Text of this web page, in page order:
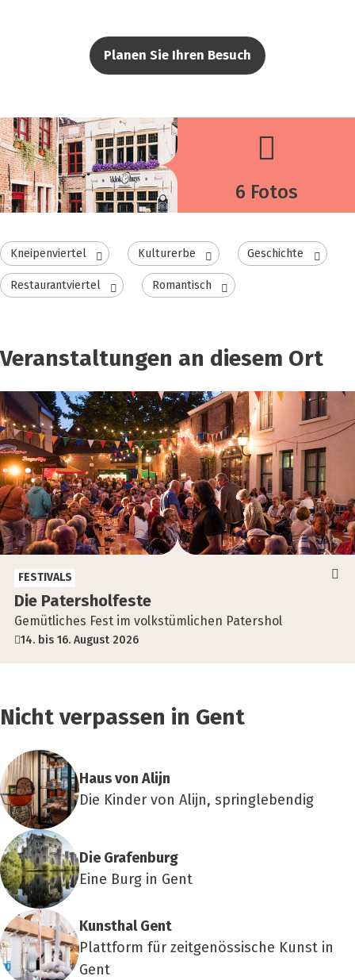
Planen Sie Ihren Besuch
6 Fotos
Kneipenviertel Kulturerbe Geschichte
Restaurantviertel Romantisch
Veranstaltungen an diesem Ort
Die Paters­hol­fes­te
Gemütliches Fest im volkstümlichen Patershol
14. bis 16. August 2026
FESTIVALS
Nicht verpassen in Gent
Haus von Ali­jn
Die Kinder von Alijn, springlebendig
Die Gra­fen­burg
Eine Burg in Gent
Kunst­hal Gent
Plattform für zeitgenössische Kunst in
Gent